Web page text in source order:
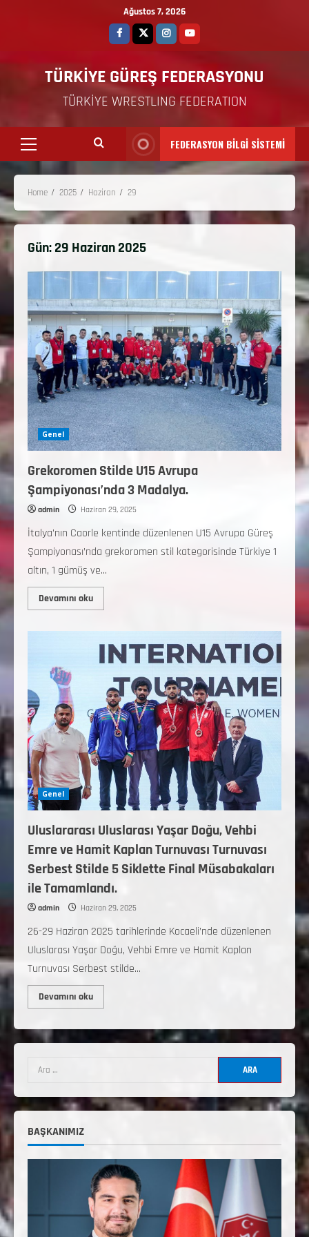
Ağustos 7, 2026
TÜRKİYE GÜREŞ FEDERASYONU
TÜRKİYE WRESTLING FEDERATION
FEDERASYON BİLGİ SİSTEMİ
Home 2025 Haziran 29
Gün:29 Haziran 2025
Genel
Grekoromen Stilde U15 Avrupa
Şampiyonası’nda 3 Madalya.
admin Haziran 29, 2025
İtalya’nın Caorle kentinde düzenlenen U15 Avrupa Güreş
Şampiyonası’nda grekoromen stil kategorisinde Türkiye 1
altın, 1 gümüş ve...
Devamını oku
Genel
Uluslararası Uluslarası Yaşar Doğu, Vehbi
Emre ve Hamit Kaplan Turnuvası Turnuvası
Serbest Stilde 5 Siklette Final Müsabakaları
ile Tamamlandı.
admin Haziran 29, 2025
26-29 Haziran 2025 tarihlerinde Kocaeli’nde düzenlenen
Uluslarası Yaşar Doğu, Vehbi Emre ve Hamit Kaplan
Turnuvası Serbest stilde...
Devamını oku
BAŞKANIMIZ
3. KADEME GÜREŞ ANTRENÖRLÜĞÜ
Temmuz 2, 2026
2. Kademe Güreş Antrenör Uygulama
Eğitimi Sivas’ta Açılıyor
Haziran 29, 2026